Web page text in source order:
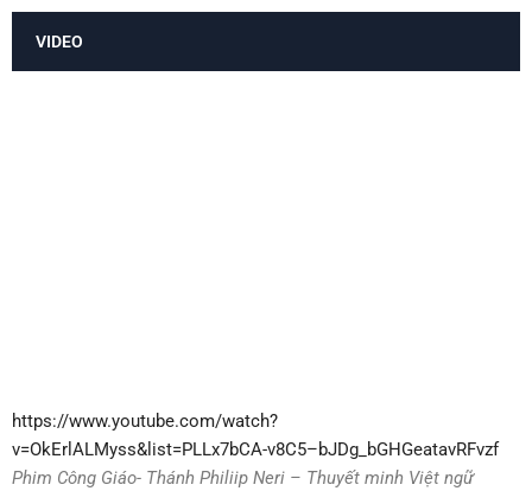
VIDEO
https://www.youtube.com/watch?
v=OkErlALMyss&list=PLLx7bCA-v8C5–bJDg_bGHGeatavRFvzf
Phim Công Giáo- Thánh Philiip Neri – Thuyết minh Việt ngữ